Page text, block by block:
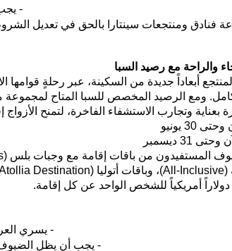
-
فنادق ومنتجعات سينتارا
بالحق في تعديل
والراحة مع رصيد السبا
أبعاداً جديدة من السكينة، عبر رحلةٍ قوامها
ومع الرصيد المخصص للسبا المتاح لمجموعة
بعناية وتجارب الاستشفاء الفاخر ة، لتمنح
30 يونيو
31 ديسمبر
المستفيدون من باقات إقامة مع وجبات بلس (Half Board Plus)
(All-Inclusive) ، وباقات أتوليا (
Destination)
.
- يسري
- يجب أن يظل الضيوف